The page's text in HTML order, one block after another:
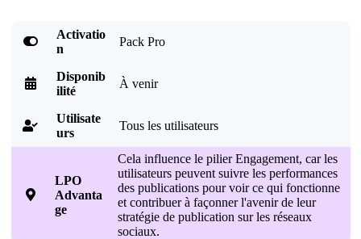

Activatio
n
Pack Pro

Disponib
ilité
À venir

Utilisate
urs
Tous les utilisateurs

LPO
Advanta
ge
Cela influence le pilier Engagement, car les
utilisateurs peuvent suivre les performances
des publications pour voir ce qui fonctionne
et contribuer à façonner l'avenir de leur
stratégie de publication sur les réseaux
sociaux.